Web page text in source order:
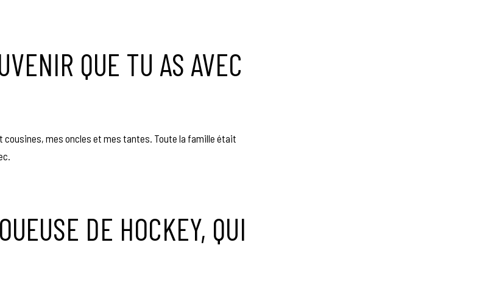
QUE TU AS AVEC
cousines, mes oncles et mes tantes. Toute la famille était
DE HOCKEY, QUI